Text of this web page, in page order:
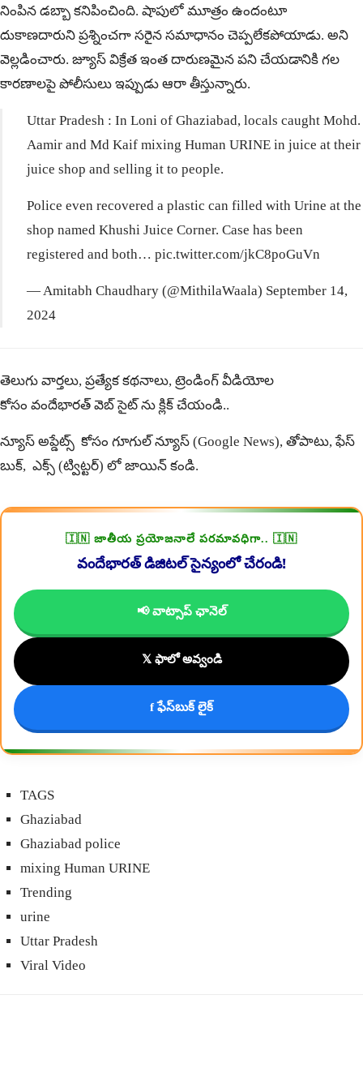
నింపిన డబ్బా కనిపించింది. షాపులో మూత్రం ఉందంటూ
దుకాణదారుని ప్రశ్నించగా సరైన సమాధానం చెప్పలేకపోయాడు. అని
వెల్లడించారు. జ్యూస్ విక్రేత ఇంత దారుణమైన పని చేయడానికి గల
కారణాలపై పోలీసులు ఇప్పుడు ఆరా తీస్తున్నారు.
Uttar Pradesh : In Loni of Ghaziabad, locals caught Mohd.
Aamir and Md Kaif mixing Human URINE in juice at their
juice shop and selling it to people.
Police even recovered a plastic can filled with Urine at the
shop named Khushi Juice Corner. Case has been
registered and both… pic.twitter.com/jkC8poGuVn
— Amitabh Chaudhary (@MithilaWaala) September 14,
2024
తెలుగు వార్తలు, ప్రత్యేక కథనాలు, ట్రెండింగ్ వీడియోల
కోసం వందేభారత్ వెబ్ సైట్ ను క్లిక్ చేయండి..
న్యూస్ అప్డేట్స్ కోసం గూగుల్ న్యూస్ (Google News), తోపాటు,ఫేస్
బుక్, ఎక్స్ (ట్విట్టర్) లో జాయిన్ కండి.
🇮🇳 జాతీయ ప్రయోజనాలే పరమావధిగా.. 🇮🇳
వందేభారత్ డిజిటల్ సైన్యంలో చేరండి!
📢 వాట్సాప్ ఛానెల్
𝕏 ఫాలో అవ్వండి
f ఫేస్‌బుక్ లైక్
TAGS
Ghaziabad
Ghaziabad police
mixing Human URINE
Trending
urine
Uttar Pradesh
Viral Video